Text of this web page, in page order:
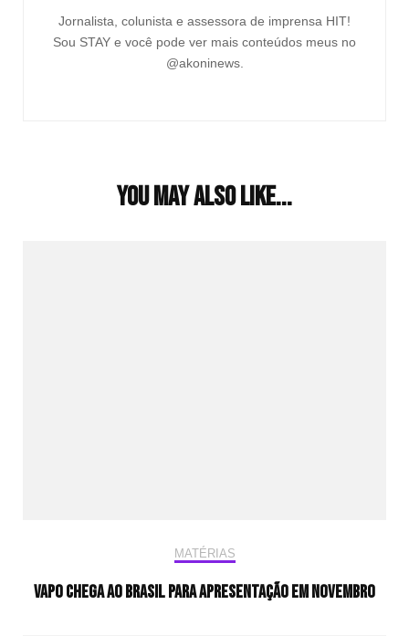
Jornalista, colunista e assessora de imprensa HIT!
Sou STAY e você pode ver mais conteúdos meus no
@akoninews.
You may also like...
MATÉRIAS
Vapo chega ao Brasil para apresentação em novembro